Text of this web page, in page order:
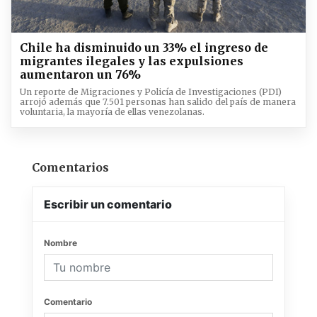
Chile ha disminuido un 33% el ingreso de
migrantes ilegales y las expulsiones
aumentaron un 76%
Un reporte de Migraciones y Policía de Investigaciones (PDI)
arrojó además que 7.501 personas han salido del país de manera
voluntaria, la mayoría de ellas venezolanas.
Comentarios
Escribir un comentario
Nombre
Comentario